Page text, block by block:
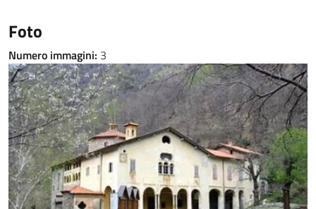
Foto
Numero immagini: 3